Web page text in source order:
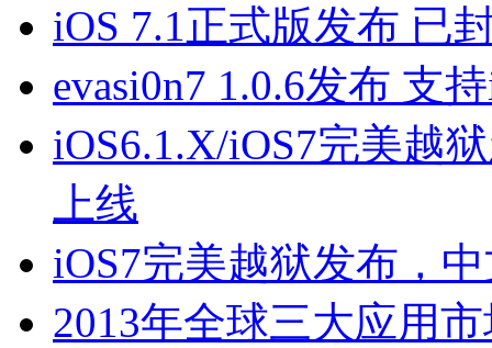
iOS 7.1正式版发布 已
evasi0n7 1.0.6发布 支
iOS6.1.X/iOS7完美越
上线
iOS7完美越狱发布，
2013年全球三大应用